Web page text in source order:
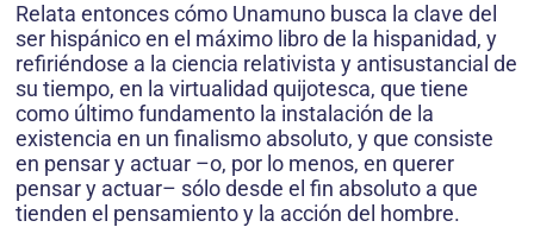
Relata entonces cómo Unamuno busca la clave del
ser hispánico en el máximo libro de la hispanidad, y
refiriéndose a la ciencia relativista y antisustancial de
su tiempo, en la virtualidad quijotesca, que tiene
como último fundamento la instalación de la
existencia en un finalismo absoluto, y que consiste
en pensar y actuar –o, por lo menos, en querer
pensar y actuar– sólo desde el fin absoluto a que
tienden el pensamiento y la acción del hombre.